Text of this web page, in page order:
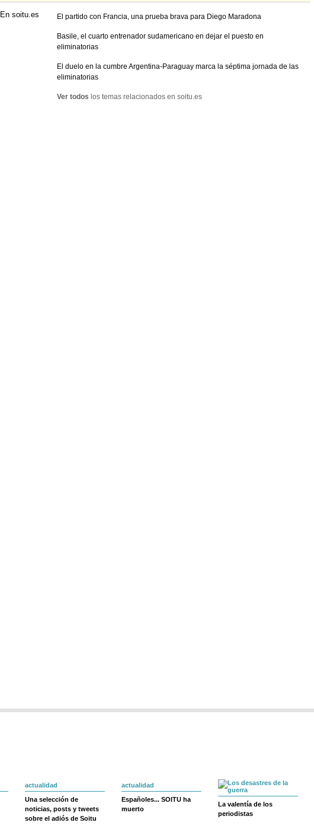
En soitu.es El partido con Francia, una prueba brava para Diego Maradona
Basile, el cuarto entrenador sudamericano en dejar el puesto en
eliminatorias
El duelo en la cumbre Argentina-Paraguay marca la séptima jornada de las
eliminatorias
Ver todos los temas relacionados en soitu.es
actualidad
Una selección de
noticias, posts y tweets
sobre el adiós de Soitu
actualidad
Españoles... SOITU ha
muerto
La valentía de los
periodistas